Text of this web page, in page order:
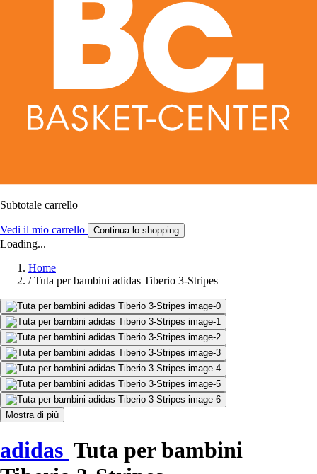
Subtotale carrello
Vedi il mio carrello Continua lo shopping
Loading...
Home
/ Tuta per bambini adidas Tiberio 3-Stripes
Mostra di più
adidas Tuta per bambini